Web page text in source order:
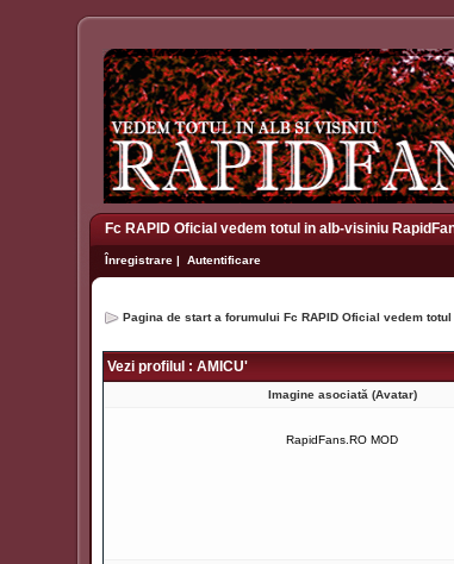
Fc RAPID Oficial vedem totul in alb-visiniu
Înregistrare | Autentificare
Pagina de start a forumului Fc RAPID Oficial vedem
Vezi profilul : AMICU'
Imagine asociată (Avatar)
RapidFans.RO MOD